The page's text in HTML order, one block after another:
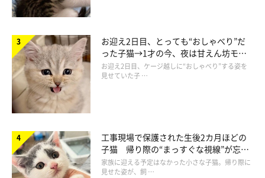
お迎え2日目、とっても“おしゃべり”だ
った子猫→1才の今、夜は甘えん坊モー
ドになるコに成長！
お迎え2日目、ケージ越しに“おしゃべり”する姿を
見せていた子 …
工事現場で保護された生後2カ月ほどの
子猫 帰り際の“まっすぐな視線”が忘れ
られず、家族の一員に
家族に迎える予定はなかった小さな子猫。帰り際に
見せた姿が、飼 …